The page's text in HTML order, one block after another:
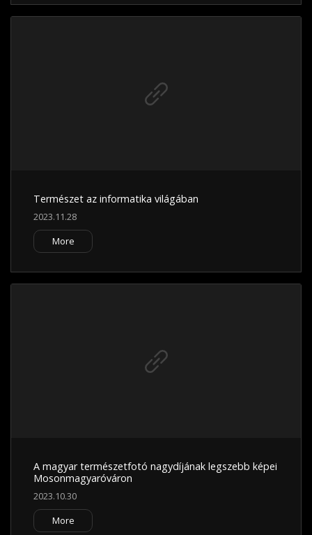
Természet az informatika világában
2023.11.28
More
A magyar természetfotó nagydíjának legszebb képei
Mosonmagyaróváron
2023.10.30
More